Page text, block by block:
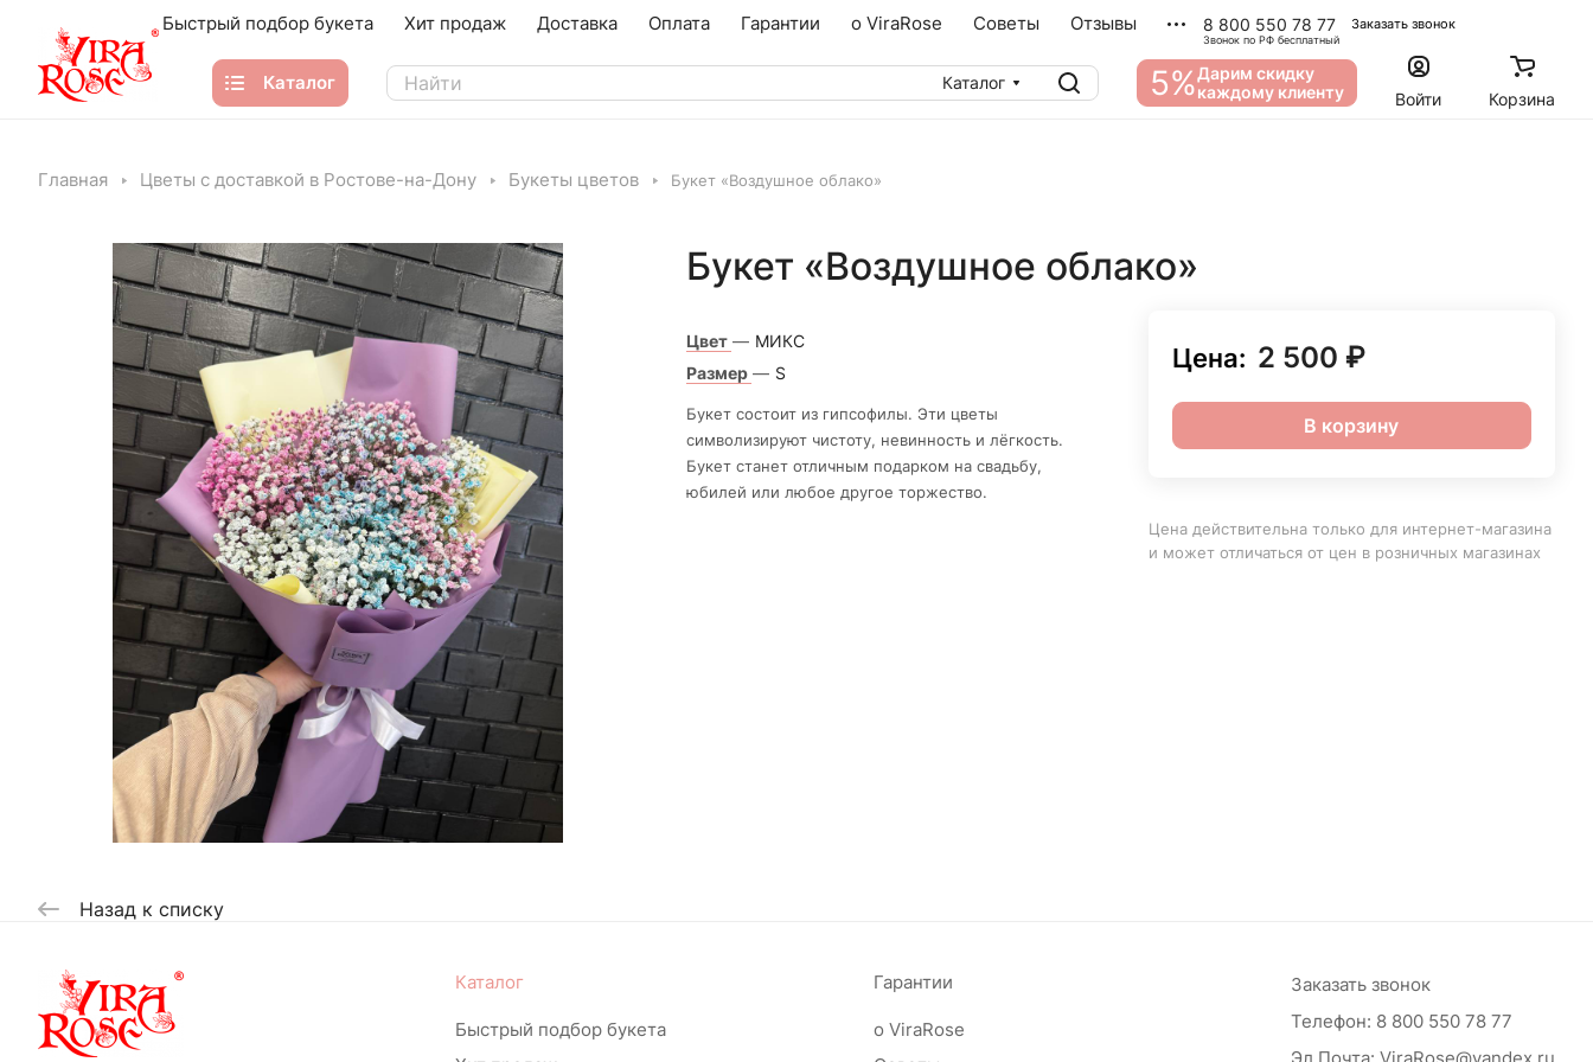
Быстрый подбор букета Хит продаж Доставка Оплата Гарантии о ViraRose Советы Отзывы 8 800 550 78 77
Звонок по РФ бесплатный
Заказать звонок
Каталог Каталог 5%Дарим скидку
каждому клиенту
Войти Корзина
Главная Цветы с доставкой в Ростове-на-Дону Букеты цветов Букет «Воздушное облако»
Букет «Воздушное облако»
Цвет — МИКС
Размер — S
Букет состоит из гипсофилы. Эти цветы
символизируют чистоту, невинность и лёгкость.
Букет станет отличным подарком на свадьбу,
юбилей или любое другое торжество.
Цена: 2 500 ₽
В корзину
Цена действительна только для интернет-магазина
и может отличаться от цен в розничных магазинах
Назад к списку
Каталог
Быстрый подбор букета
Гарантии
о ViraRose
Заказать звонок
Телефон: 8 800 550 78 77